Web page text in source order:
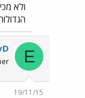
ולא
E
19/11/15